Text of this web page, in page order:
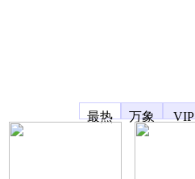
最热
万象 VIP